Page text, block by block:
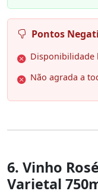
Pontos
Disponibilidade
Não agrada a
6. Vinho
Varietal